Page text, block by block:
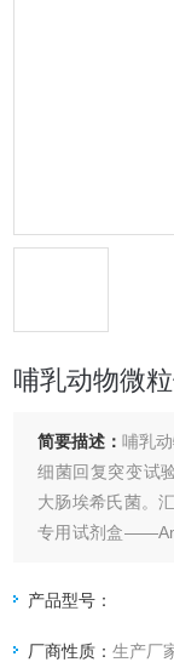
哺乳动物微
简要描述：哺乳
细菌回复突变试
大肠埃希氏菌。
专用试剂盒
准，并以
产品型号：
厂商性质：生产厂